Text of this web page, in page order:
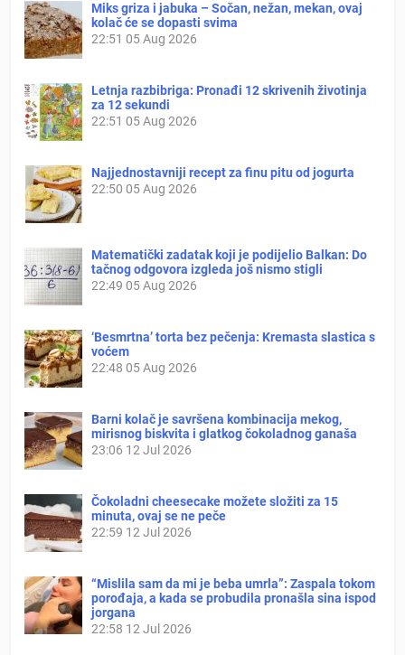
Miks griza i jabuka – Sočan, nežan, mekan, ovaj
kolač će se dopasti svima
22:51 05 Aug 2026
Letnja razbibriga: Pronađi 12 skrivenih životinja
za 12 sekundi
22:51 05 Aug 2026
Najjednostavniji recept za finu pitu od jogurta
22:50 05 Aug 2026
Matematički zadatak koji je podijelio Balkan: Do
tačnog odgovora izgleda još nismo stigli
22:49 05 Aug 2026
‘Besmrtna’ torta bez pečenja: Kremasta slastica s
voćem
22:48 05 Aug 2026
Barni kolač je savršena kombinacija mekog,
mirisnog biskvita i glatkog čokoladnog ganaša
23:06 12 Jul 2026
Čokoladni cheesecake možete složiti za 15
minuta, ovaj se ne peče
22:59 12 Jul 2026
“Mislila sam da mi je beba umrla”: Zaspala tokom
porođaja, a kada se probudila pronašla sina ispod
jorgana
22:58 12 Jul 2026